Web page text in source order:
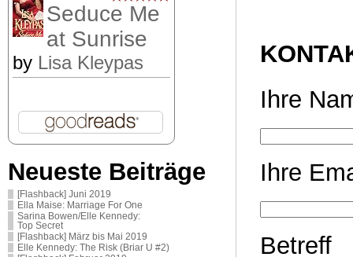
Seduce Me
at Sunrise
by Lisa Kleypas
Neueste Beiträge
[Flashback] Juni 2019
Ella Maise: Marriage For One
Sarina Bowen/Elle Kennedy:
Top Secret
[Flashback] März bis Mai 2019
Elle Kennedy: The Risk (Briar U #2)
Ihre
Ihre
Betreff